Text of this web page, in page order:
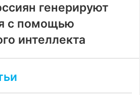
генерируют
с помощью
интеллекта